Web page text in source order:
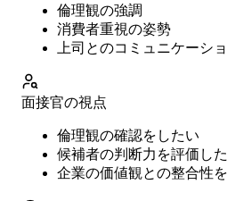
倫理観の強調
消費者重視の姿勢
上司とのコミュニケーシ
面接官の視点
倫理観の確認をしたい
候補者の判断力を評価し
企業の価値観との整合性